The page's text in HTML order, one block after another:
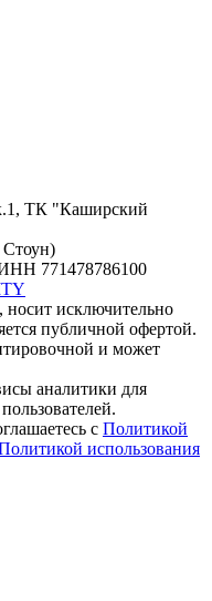
ТК "Каширский
771478786100
исключительно
публичной офертой.
и может
аналитики для
с Политикой
использования